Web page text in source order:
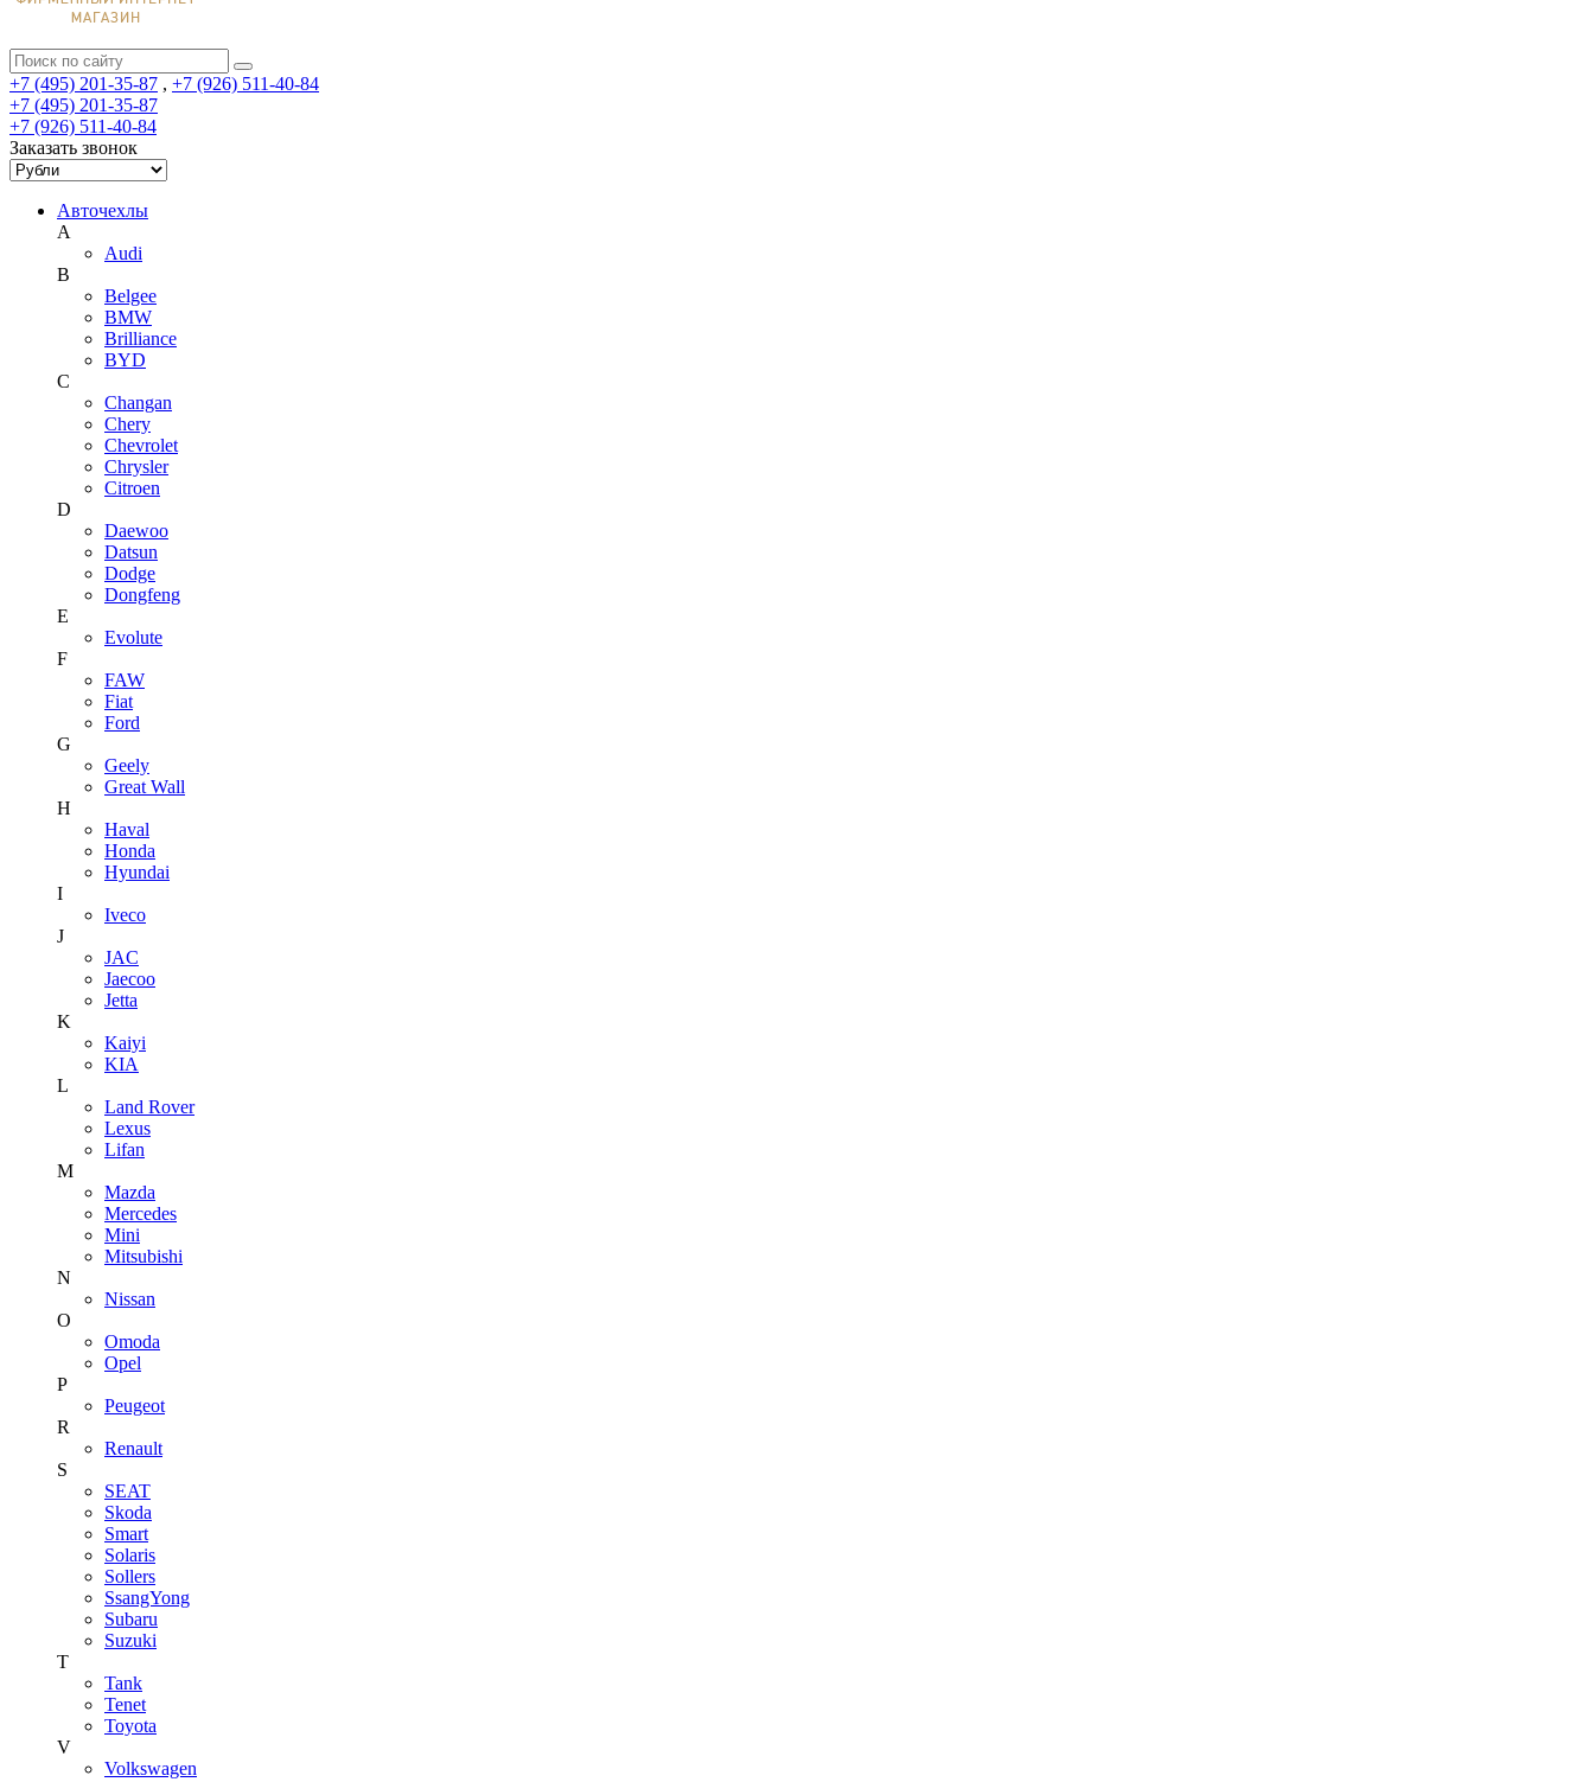
+7 (495) 201-35-87 , +7 (926) 511-40-84
+7 (495) 201-35-87
+7 (926) 511-40-84
Заказать звонок
Авточехлы
A
Audi
B
Belgee
BMW
Brilliance
BYD
C
Changan
Chery
Chevrolet
Chrysler
Citroen
D
Daewoo
Datsun
Dodge
Dongfeng
E
Evolute
F
FAW
Fiat
Ford
G
Geely
Great Wall
H
Haval
Honda
Hyundai
I
Iveco
J
JAC
Jaecoo
Jetta
K
Kaiyi
KIA
L
Land Rover
Lexus
Lifan
M
Mazda
Mercedes
Mini
Mitsubishi
N
Nissan
O
Omoda
Opel
P
Peugeot
R
Renault
S
SEAT
Skoda
Smart
Solaris
Sollers
SsangYong
Subaru
Suzuki
T
Tank
Tenet
Toyota
V
Volkswagen